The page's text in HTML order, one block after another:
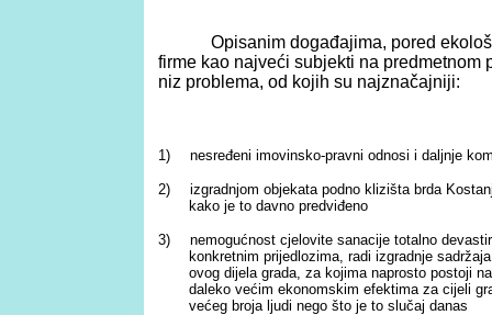
Opisanim događajima, pored
firme kao najveći subjekti na predmetnom
niz problema, od kojih su najznačajniji:
1) nesređeni imovinsko-pravni odnosi i daljnje
2)
izgradnjom objekata podno klizišta brda
kako je to davno predviđeno
3)
nemogućnost cjelovite sanacije totalno
konkretnim prijedlozima, radi izgradnje
ovog dijela grada, za kojima naprosto postoji
daleko većim ekonomskim efektima za cijeli
većeg broja ljudi nego što je to slučaj danas